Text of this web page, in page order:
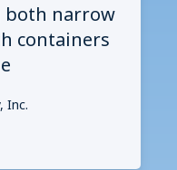
both narrow
containers
Inc.